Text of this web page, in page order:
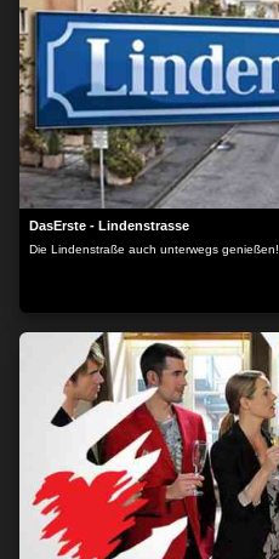
DasErste - Lindenstrasse
Die Lindenstraße auch unterwegs genießen!